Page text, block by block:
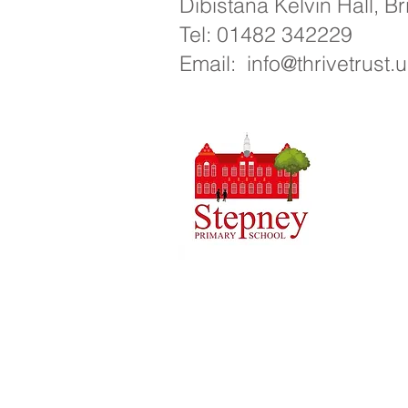
Tel: 01482 342229
Email: